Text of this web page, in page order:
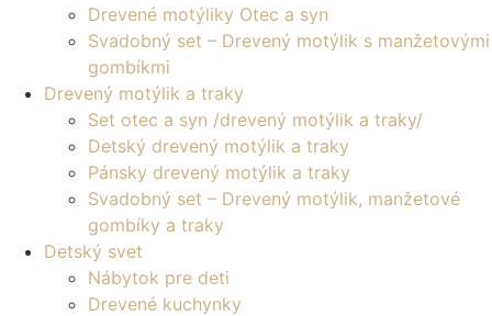
Drevené motýliky Otec a syn
Svadobný set – Drevený motýlik s manžetovými
gombíkmi
Drevený motýlik a traky
Set otec a syn /drevený motýlik a traky/
Detský drevený motýlik a traky
Pánsky drevený motýlik a traky
Svadobný set – Drevený motýlik, manžetové
gombíky a traky
Detský svet
Nábytok pre deti
Drevené kuchynky